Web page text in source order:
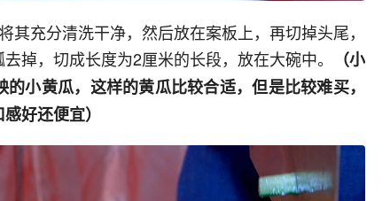
其充分清洗干净，然后放在案板上，再切掉头尾，
掉，切成长度为2厘米的长段，放在大碗中。
（小
小黄瓜，这样的黄瓜比较合适，但是比较难买，
好还便宜）